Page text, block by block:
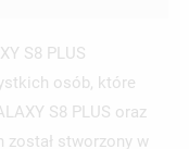
S8 PLUS
osób, które
S8 PLUS oraz
stworzony w